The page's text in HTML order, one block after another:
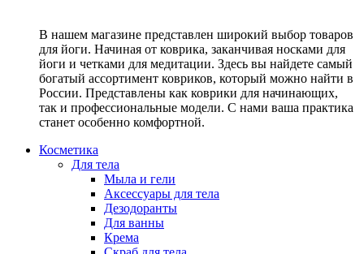
В нашем магазине представлен широкий выбор товаров
для йоги. Начиная от коврика, заканчивая носками для
йоги и четками для медитации. Здесь вы найдете самый
богатый ассортимент ковриков, который можно найти в
России. Представлены как коврики для начинающих,
так и профессиональные модели. С нами ваша практика
станет особенно комфортной.
Косметика
Для тела
Мыла и гели
Аксессуары для тела
Дезодоранты
Для ванны
Крема